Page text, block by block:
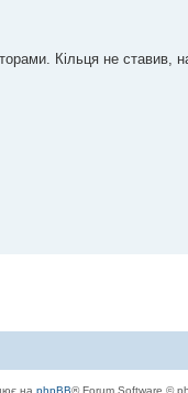
Кільця не ставив,
на phpBB® Forum Software ©